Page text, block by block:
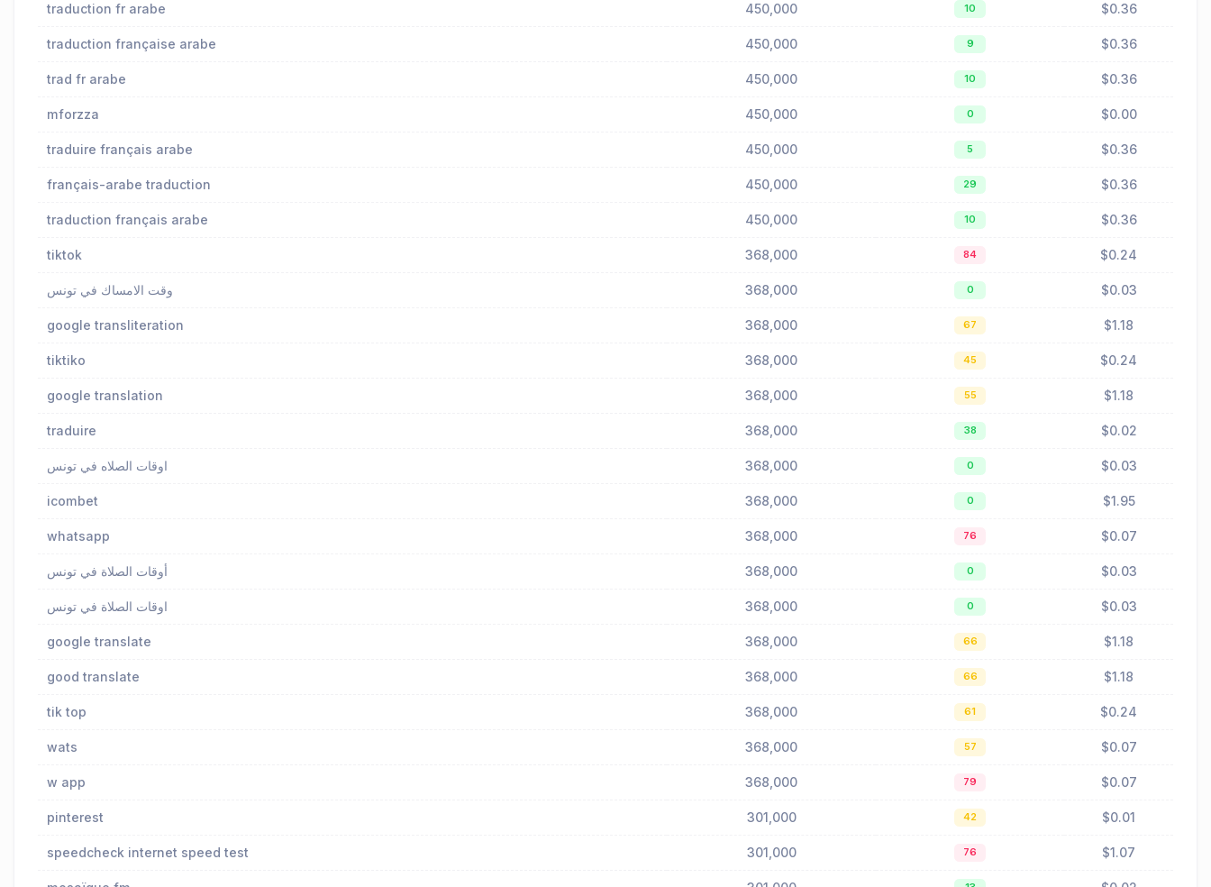
traduction fr arabe 450,000 10 $0.36
traduction française arabe 450,000 9 $0.36
trad fr arabe 450,000 10 $0.36
mforzza 450,000 0 $0.00
traduire français arabe 450,000 5 $0.36
français-arabe traduction 450,000 29 $0.36
traduction français arabe 450,000 10 $0.36
tiktok 368,000 84 $0.24
وقت الامساك في تونس 368,000 0 $0.03
google transliteration 368,000 67 $1.18
tiktiko 368,000 45 $0.24
google translation 368,000 55 $1.18
traduire 368,000 38 $0.02
اوقات الصلاه في تونس 368,000 0 $0.03
icombet 368,000 0 $1.95
whatsapp 368,000 76 $0.07
أوقات الصلاة في تونس 368,000 0 $0.03
اوقات الصلاة في تونس 368,000 0 $0.03
google translate 368,000 66 $1.18
good translate 368,000 66 $1.18
tik top 368,000 61 $0.24
wats 368,000 57 $0.07
w app 368,000 79 $0.07
pinterest 301,000 42 $0.01
speedcheck internet speed test 301,000 76 $1.07